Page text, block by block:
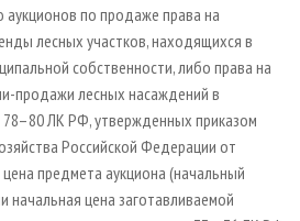
по продаже права на
лесных участков, находящихся в
собственности, либо права на
продажи лесных насаждений в
78–80 ЛК РФ, утвержденных приказом
Российской Федерации от
предмета аукциона (начальный
начальная цена заготавливаемой